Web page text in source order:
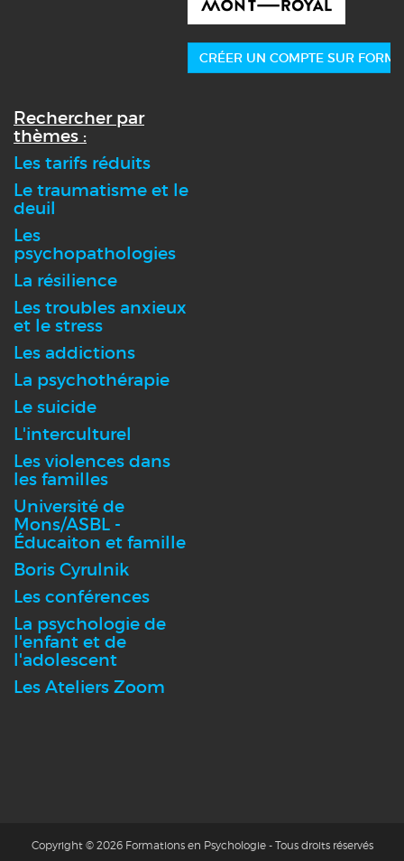
CRÉER UN COMPTE SUR
Rechercher par
thèmes :
Les tarifs réduits
Le traumatisme et le
deuil
Les
psychopathologies
La résilience
Les troubles anxieux
et le stress
Les addictions
La psychothérapie
Le suicide
L'interculturel
Les violences dans
les familles
Université de
Mons/ASBL -
Éducaiton et famille
Boris Cyrulnik
Les conférences
La psychologie de
l'enfant et de
l'adolescent
Les Ateliers Zoom
Copyright © 2026 Formations en Psychologie - Tous droits réservés